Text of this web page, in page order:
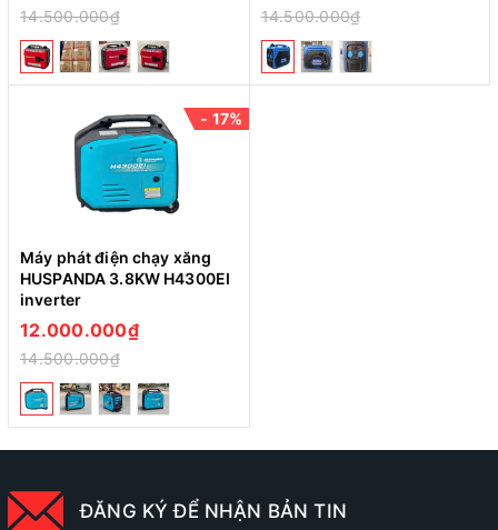
14.500.000₫ 14.500.000₫
- 17%
Máy phát điện chạy xăng
HUSPANDA 3.8KW H4300EI
inverter
12.000.000₫
14.500.000₫
ĐĂNG KÝ ĐỂ NHẬN BẢN TIN